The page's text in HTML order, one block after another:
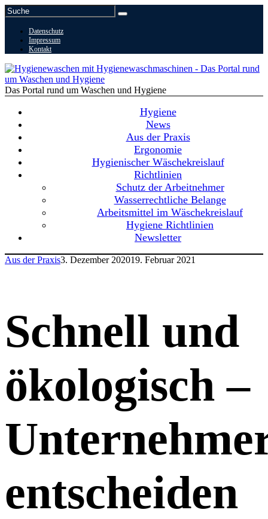
Datenschutz
Impressum
Kontakt
Das Portal rund um Waschen und Hygiene
Hygiene
News
Aus der Praxis
Ergonomie
Hygienischer Wäschekreislauf
Richtlinien
Schutz der Arbeitnehmer
Wasserrechtliche Belange
Arbeitsmittel im Wäschekreislauf
Hygiene Richtlinien
Newsletter
Aus der Praxis3. Dezember 202019. Februar 2021
Schnell und
ökologisch –
entscheiden